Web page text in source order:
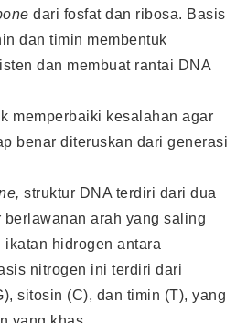
dari fosfat dan ribosa. Basis
dan timin membentuk
dan membuat rantai DNA
memperbaiki kesalahan agar
benar diteruskan dari generasi
struktur DNA terdiri dari dua
arah yang saling
hidrogen antara
nitrogen ini terdiri dari
sitosin (C), dan timin (T), yang